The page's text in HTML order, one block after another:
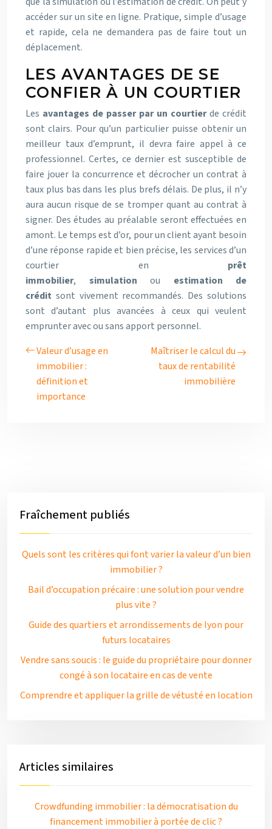
accéder sur un site en ligne. Pratique, simple d’usage
et rapide, cela ne demandera pas de faire tout un
déplacement.
LES AVANTAGES DE SE
CONFIER À UN COURTIER
Les avantages de passer par un courtierde crédit
sont clairs. Pour qu’un particulier puisse obtenir un
meilleur taux d’emprunt, il devra faire appel à ce
professionnel. Certes, ce dernier est susceptible de
faire jouer la concurrence et décrocher un contrat à
taux plus bas dans les plus brefs délais. De plus, il n’y
aura aucun risque de se tromper quant au contrat à
signer. Des études au préalable seront effectuées en
amont. Le temps est d’or, pour un client ayant besoin
d’une réponse rapide et bien précise, les services d’un
courtier en prêt
immobilier, simulation ou estimation de
crédit sont vivement recommandés. Des solutions
sont d’autant plus avancées à ceux qui veulent
emprunter avec ou sans apport personnel.
Valeur d’usage en
immobilier :
définition et
importance
Maîtriser le calcul du
taux de rentabilité
immobilière
Fraîchement publiés
Quels sont les critères qui font varier la valeur d’un bien
immobilier ?
Bail d’occupation précaire : une solution pour vendre
plus vite ?
Guide des quartiers et arrondissements de lyon pour
futurs locataires
Vendre sans soucis : le guide du propriétaire pour donner
congé à son locataire en cas de vente
Comprendre et appliquer la grille de vétusté en location
Articles similaires
Crowdfunding immobilier : la démocratisation du
financement immobilier à portée de clic ?